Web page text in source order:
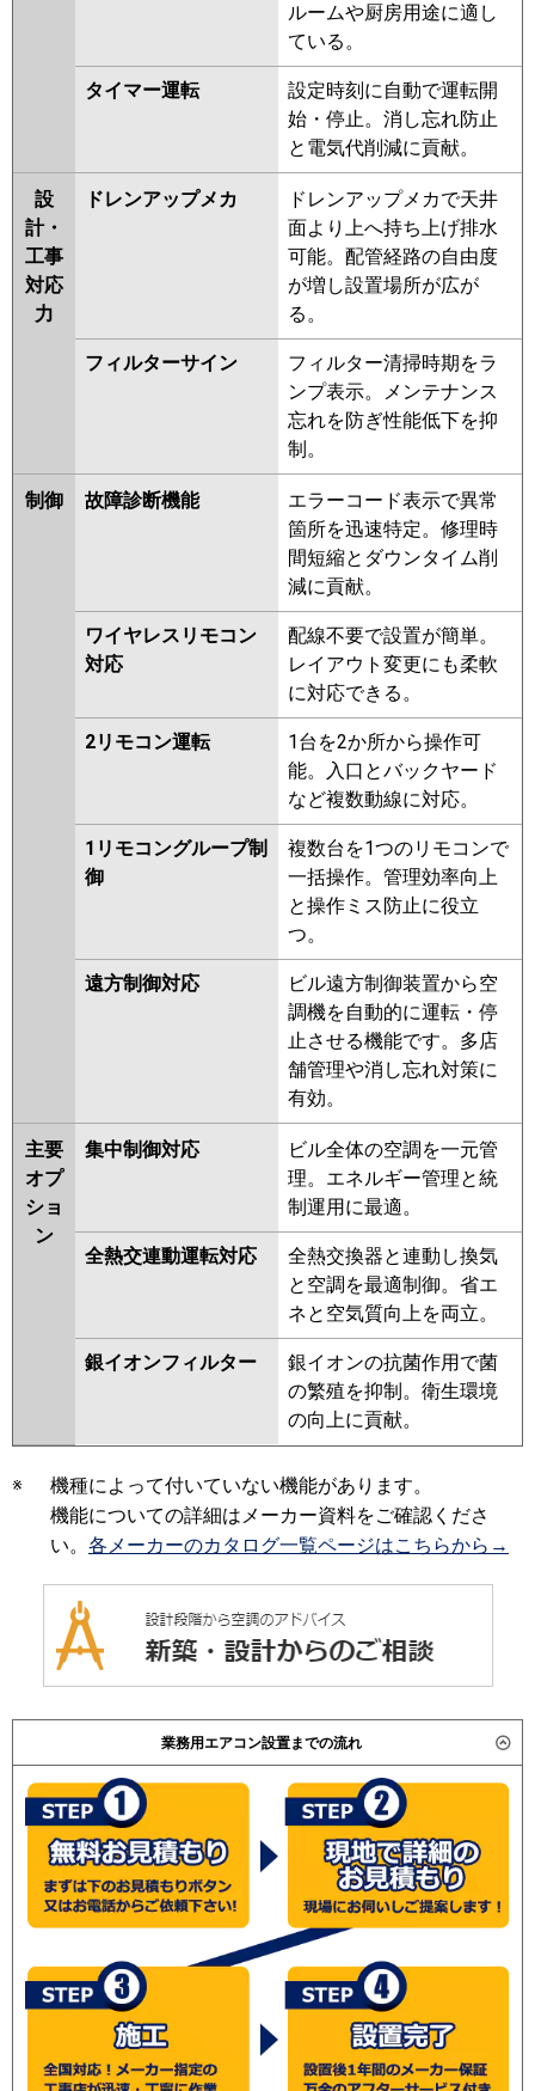
ルームや厨房用途に適し
ている。
タイマー運転
設定時刻に自動で運転開
始・停止。消し忘れ防止
と電気代削減に貢献。
設
計・
工事
対応
力
ドレンアップメカ
ドレンアップメカで天井
面より上へ持ち上げ排水
可能。配管経路の自由度
が増し設置場所が広が
る。
フィルターサイン
フィルター清掃時期をラ
ンプ表示。メンテナンス
忘れを防ぎ性能低下を抑
制。
制御 故障診断機能
エラーコード表示で異常
箇所を迅速特定。修理時
間短縮とダウンタイム削
減に貢献。
ワイヤレスリモコン
対応
配線不要で設置が簡単。
レイアウト変更にも柔軟
に対応できる。
2リモコン運転
1台を2か所から操作可
能。入口とバックヤード
など複数動線に対応。
1リモコングループ制
御
複数台を1つのリモコンで
一括操作。管理効率向上
と操作ミス防止に役立
つ。
遠方制御対応
ビル遠方制御装置から空
調機を自動的に運転・停
止させる機能です。多店
舗管理や消し忘れ対策に
有効。
主要
オプ
ショ
ン
集中制御対応
ビル全体の空調を一元管
理。エネルギー管理と統
制運用に最適。
全熱交連動運転対応
全熱交換器と連動し換気
と空調を最適制御。省エ
ネと空気質向上を両立。
銀イオンフィルター
銀イオンの抗菌作用で菌
の繁殖を抑制。衛生環境
の向上に貢献。
※
機種によって付いていない機能があります。
機能についての詳細はメーカー資料をご確認くださ
い。 各メーカーのカタログ一覧ページはこちらから→
業務用エアコン設置までの流れ